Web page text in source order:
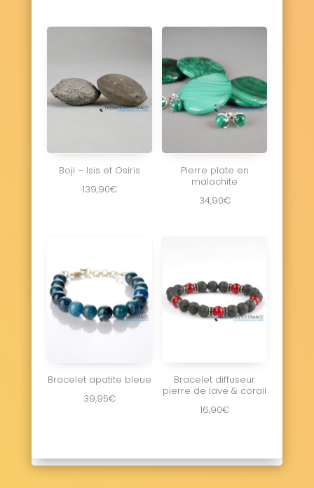
Boji – Isis et Osiris
139,90€
Pierre plate en
malachite
34,90€
Bracelet apatite bleue
39,95€
Bracelet diffuseur
pierre de lave & corail
16,90€